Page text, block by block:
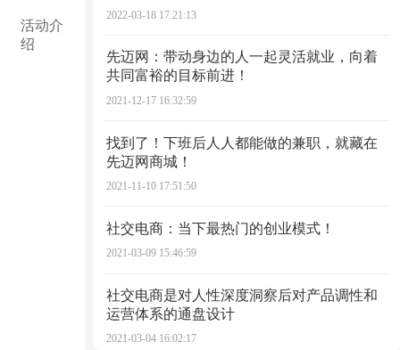
活动介
绍
2022-03-18 17:21:13
先迈网：带动身边的人一起灵活就业，向着
共同富裕的目标前进！
2021-12-17 16:32:59
找到了！下班后人人都能做的兼职，就藏在
先迈网商城！
2021-11-10 17:51:50
社交电商：当下最热门的创业模式！
2021-03-09 15:46:59
社交电商是对人性深度洞察后对产品调性和
运营体系的通盘设计
2021-03-04 16:02:17